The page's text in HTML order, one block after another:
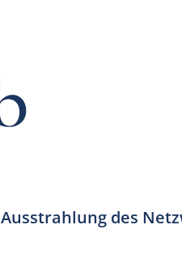
Ausstrahlung des